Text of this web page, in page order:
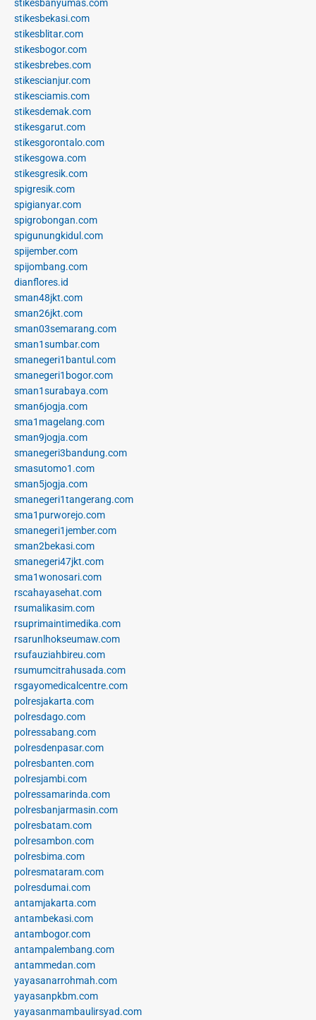
stikesbanyumas.com
stikesbekasi.com
stikesblitar.com
stikesbogor.com
stikesbrebes.com
stikescianjur.com
stikesciamis.com
stikesdemak.com
stikesgarut.com
stikesgorontalo.com
stikesgowa.com
stikesgresik.com
spigresik.com
spigianyar.com
spigrobongan.com
spigunungkidul.com
spijember.com
spijombang.com
dianflores.id
sman48jkt.com
sman26jkt.com
sman03semarang.com
sman1sumbar.com
smanegeri1bantul.com
smanegeri1bogor.com
sman1surabaya.com
sman6jogja.com
sma1magelang.com
sman9jogja.com
smanegeri3bandung.com
smasutomo1.com
sman5jogja.com
smanegeri1tangerang.com
sma1purworejo.com
smanegeri1jember.com
sman2bekasi.com
smanegeri47jkt.com
sma1wonosari.com
rscahayasehat.com
rsumalikasim.com
rsuprimaintimedika.com
rsarunlhokseumaw.com
rsufauziahbireu.com
rsumumcitrahusada.com
rsgayomedicalcentre.com
polresjakarta.com
polresdago.com
polressabang.com
polresdenpasar.com
polresbanten.com
polresjambi.com
polressamarinda.com
polresbanjarmasin.com
polresbatam.com
polresambon.com
polresbima.com
polresmataram.com
polresdumai.com
antamjakarta.com
antambekasi.com
antambogor.com
antampalembang.com
antammedan.com
yayasanarrohmah.com
yayasanpkbm.com
yayasanmambaulirsyad.com